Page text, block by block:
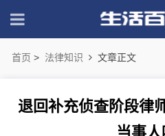
首页 > 法律知识 文章正文
退回补充侦查阶段律
当事人